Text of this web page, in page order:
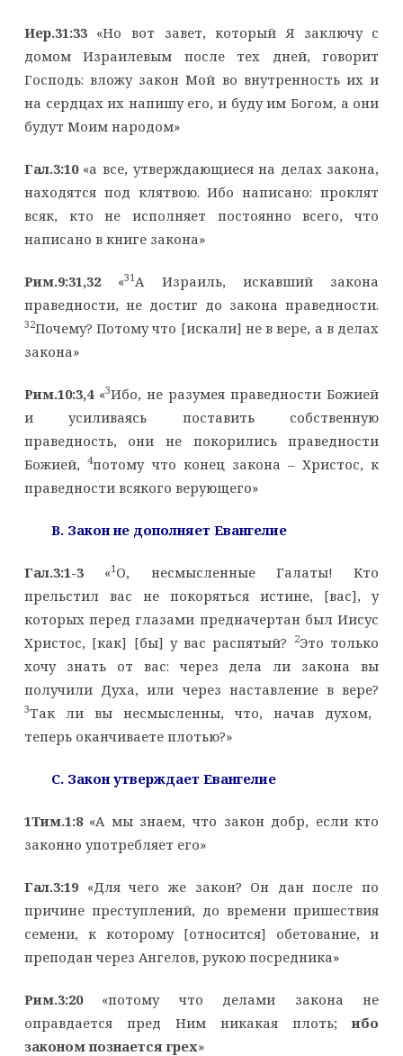
Иер.31:33«Но вот завет, который Я заключу с
домом Израилевым после тех дней, говорит
Господь: вложу закон Мой во внутренность их и
на сердцах их напишу его, и буду им Богом, а они
будут Моим народом»
Гал.3:10«а все, утверждающиеся на делах закона,
находятся под клятвою. Ибо написано: проклят
всяк, кто не исполняет постоянно всего, что
написано в книге закона»
Рим.9:31,32«31А Израиль, искавший закона
праведности, не достиг до закона праведности.
32Почему? Потому что [искали] не в вере, а в делах
закона»
Рим.10:3,4«3Ибо, не разумея праведности Божией
и усиливаясь поставить собственную
праведность, они не покорились праведности
Божией,4потому что конец закона – Христос, к
праведности всякого верующего»
B. Закон не дополняет Евангелие
Гал.3:1-3«1О, несмысленные Галаты! Кто
прельстил вас не покоряться истине, [вас], у
которых перед глазами предначертан был Иисус
Христос, [как] [бы] у вас распятый?
2Это только
хочу знать от вас: через дела ли закона вы
получили Духа, или через наставление в вере?
3Так ли вы несмысленны, что, начав духом,
теперь оканчиваете плотью?»
C. Закон утверждает Евангелие
1Тим.1:8«А мы знаем, что закон добр, если кто
законно употребляет его»
Гал.3:19«Для чего же закон? Он дан после по
причине преступлений, до времени пришествия
семени, к которому [относится] обетование, и
преподан через Ангелов, рукою посредника»
Рим.3:20«потому что делами закона не
оправдается пред Ним никакая плоть;ибо
законом познается грех»